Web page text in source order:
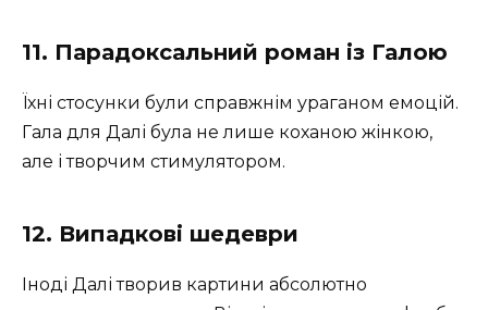
11. Парадоксальний роман із Галою
Їхні стосунки були справжнім ураганом емоцій.
Гала для Далі була не лише коханою жінкою,
але і творчим стимулятором.
12. Випадкові шедеври
Іноді Далі творив картини абсолютно